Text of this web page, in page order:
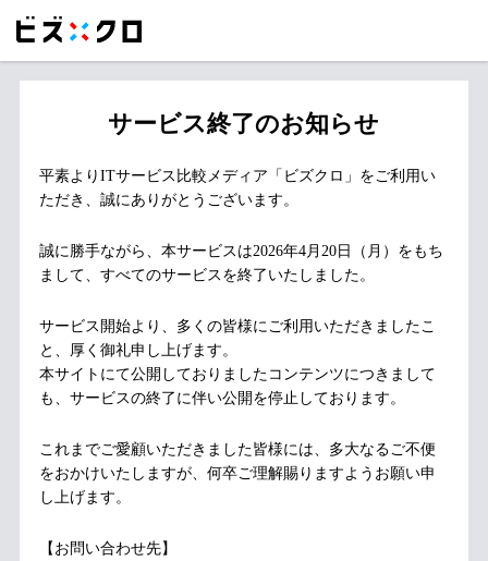
サービス終了のお知らせ
平素よりITサービス比較メディア「ビズクロ」をご利用い
ただき、誠にありがとうございます。
誠に勝手ながら、本サービスは2026年4月20日（月）をもち
まして、すべてのサービスを終了いたしました。
サービス開始より、多くの皆様にご利用いただきましたこ
と、厚く御礼申し上げます。
本サイトにて公開しておりましたコンテンツにつきまして
も、サービスの終了に伴い公開を停止しております。
これまでご愛顧いただきました皆様には、多大なるご不便
をおかけいたしますが、何卒ご理解賜りますようお願い申
し上げます。
【お問い合わせ先】